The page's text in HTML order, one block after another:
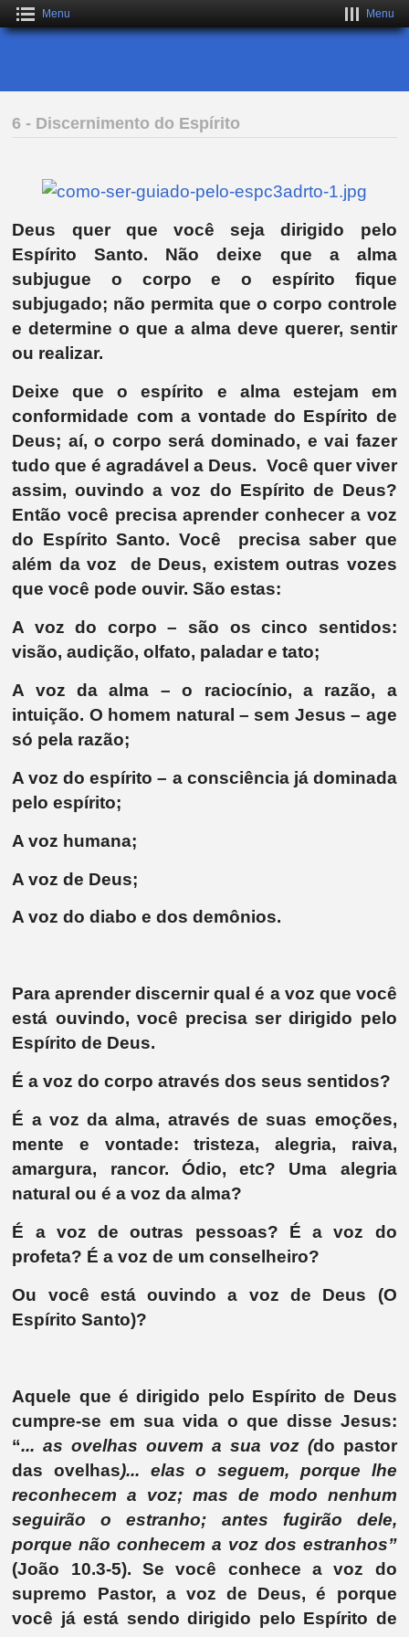
Menu Menu
6 - Discernimento do Espírito
Deus quer que você seja dirigido pelo
Espírito Santo. Não deixe que a alma
subjugue o corpo e o espírito fique
subjugado; não permita que o corpo controle
e determine o que a alma deve querer, sentir
ou realizar.
Deixe que o espírito e alma estejam em
conformidade com a vontade do Espírito de
Deus; aí, o corpo será dominado, e vai fazer
tudo que é agradável a Deus. Você quer viver
assim, ouvindo a voz do Espírito de Deus?
Então você precisa aprender conhecer a voz
do Espírito Santo. Você precisa saber que
além da voz de Deus, existem outras vozes
que você pode ouvir. São estas:
A voz do corpo – são os cinco sentidos:
visão, audição, olfato, paladar e tato;
A voz da alma – o raciocínio, a razão, a
intuição. O homem natural – sem Jesus – age
só pela razão;
A voz do espírito – a consciência já dominada
pelo espírito;
A voz humana;
A voz de Deus;
A voz do diabo e dos demônios.
Para aprender discernir qual é a voz que você
está ouvindo, você precisa ser dirigido pelo
Espírito de Deus.
É a voz do corpo através dos seus sentidos?
É a voz da alma, através de suas emoções,
mente e vontade: tristeza, alegria, raiva,
amargura, rancor. Ódio, etc? Uma alegria
natural ou é a voz da alma?
É a voz de outras pessoas? É a voz do
profeta? É a voz de um conselheiro?
Ou você está ouvindo a voz de Deus (O
Espírito Santo)?
Aquele que é dirigido pelo Espírito de Deus
cumpre-se em sua vida o que disse Jesus:
“... as ovelhas ouvem a sua voz (do pastor
das ovelhas)... elas o seguem, porque lhe
reconhecem a voz; mas de modo nenhum
seguirão o estranho; antes fugirão dele,
porque não conhecem a voz dos estranhos”
(João 10.3-5). Se você conhece a voz do
supremo Pastor, a voz de Deus, é porque
você já está sendo dirigido pelo Espírito de